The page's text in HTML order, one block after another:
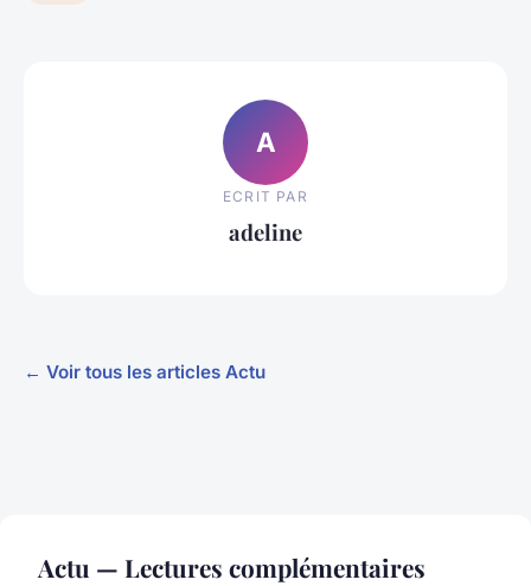
A
ECRIT PAR
adeline
← Voir tous les articles Actu
Actu — Lectures complémentaires